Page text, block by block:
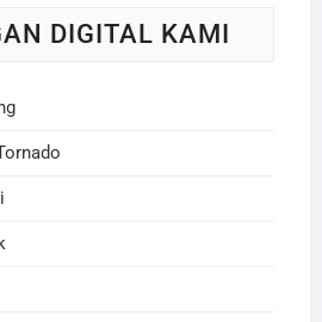
DIGITAL KAMI